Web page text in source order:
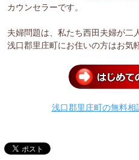
カウンセラーです。
夫婦問題は、私たち西田夫婦が二
浅口郡里庄町にお住いの方はお気
浅口郡里庄町の無料